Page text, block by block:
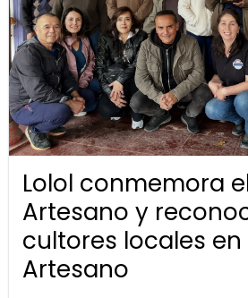
Lolol conmemora
Artesano y
cultores locales en
Artesano